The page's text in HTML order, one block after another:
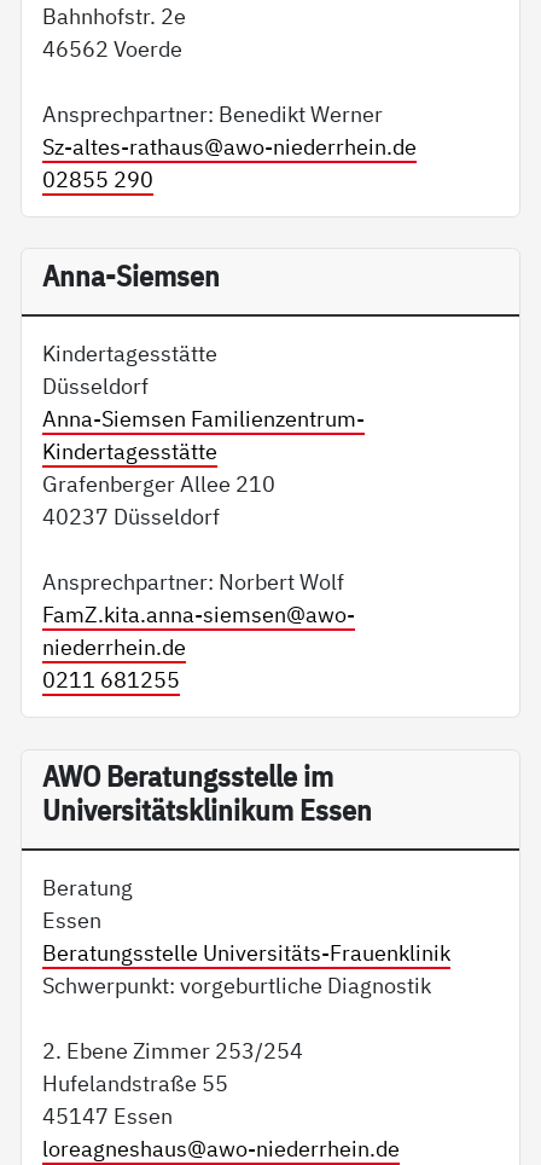
Bahnhofstr. 2e
46562 Voerde
Ansprechpartner: Benedikt Werner
Sz-altes-rathaus@awo-niederrhein.de
02855 290
Anna-Siemsen
Kindertagesstätte
Düsseldorf
Anna-Siemsen Familienzentrum-
Kindertagesstätte
Grafenberger Allee 210
40237 Düsseldorf
Ansprechpartner: Norbert Wolf
FamZ.kita.anna-siemsen@awo-
niederrhein.de
0211 681255
AWO Beratungsstelle im
Universitätsklinikum Essen
Beratung
Essen
Beratungsstelle Universitäts-Frauenklinik
Schwerpunkt: vorgeburtliche Diagnostik
2. Ebene Zimmer 253/254
Hufelandstraße 55
45147 Essen
loreagneshaus@awo-niederrhein.de